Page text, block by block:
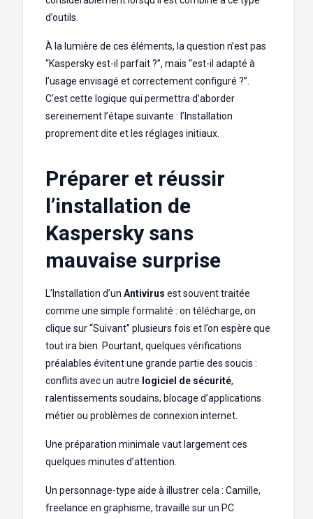
d’outils.
À la lumière de ces éléments, la question n’est pas
“Kaspersky est-il parfait ?”, mais “est-il adapté à
l’usage envisagé et correctement configuré ?”.
C’est cette logique qui permettra d’aborder
sereinement l’étape suivante : l’Installation
proprement dite et les réglages initiaux.
Préparer et réussir
l’installation de
Kaspersky sans
mauvaise surprise
L’Installation d’un Antivirus est souvent traitée
comme une simple formalité : on télécharge, on
clique sur “Suivant” plusieurs fois et l’on espère que
tout ira bien. Pourtant, quelques vérifications
préalables évitent une grande partie des soucis :
conflits avec un autre logiciel de sécurité,
ralentissements soudains, blocage d’applications
métier ou problèmes de connexion internet.
Une préparation minimale vaut largement ces
quelques minutes d’attention.
Un personnage-type aide à illustrer cela : Camille,
freelance en graphisme, travaille sur un PC